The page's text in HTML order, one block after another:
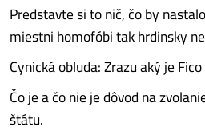
Predstavte si to nič, čo by
miestni homofóbi tak hrdinsky
Cynická obluda: Zrazu aký je
Čo je a čo nie je dôvod na
štátu.